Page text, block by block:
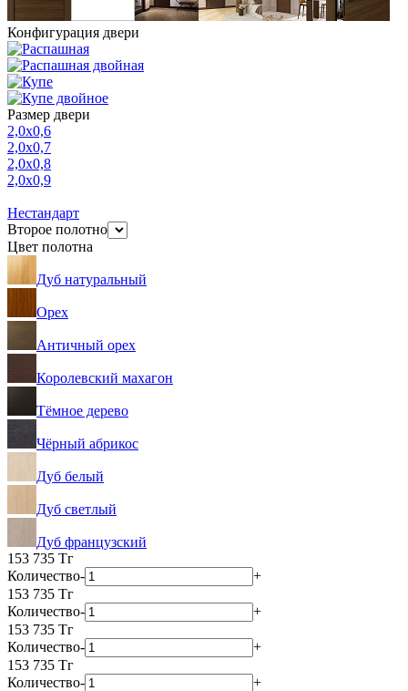
Конфигурация двери
Размер двери
2,0х0,6
2,0х0,7
2,0х0,8
2,0х0,9
Нестандарт
Второе полотно
Цвет полотна
Дуб натуральный
Орех
Античный орех
Королевский махагон
Тёмное дерево
Чёрный абрикос
Дуб белый
Дуб светлый
Дуб французский
153 735 Тг
Количество-
+
153 735 Тг
Количество-
+
153 735 Тг
Количество-
+
153 735 Тг
Количество-
+